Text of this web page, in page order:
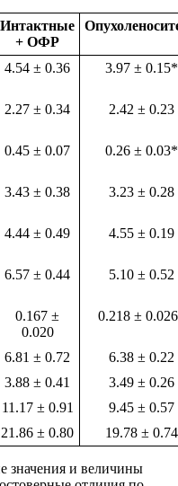
Интактные
+ ОФР
4.54 ± 0.36 3.97 ± 0.15*
2.27 ± 0.34 2.42 ± 0.23
0.45 ± 0.07 0.26 ± 0.03*
3.43 ± 0.38 3.23 ± 0.28
4.44 ± 0.49 4.55 ± 0.19
6.57 ± 0.44 5.10 ± 0.52
0.167 ±
0.020
0.218 ±
6.81 ± 0.72
6.38 ± 0.22
3.88 ± 0.41
3.49 ± 0.26
11.17 ± 0.91
9.45 ± 0.57
21.86 ± 0.80 19.78 ± 0.74
значения и величины